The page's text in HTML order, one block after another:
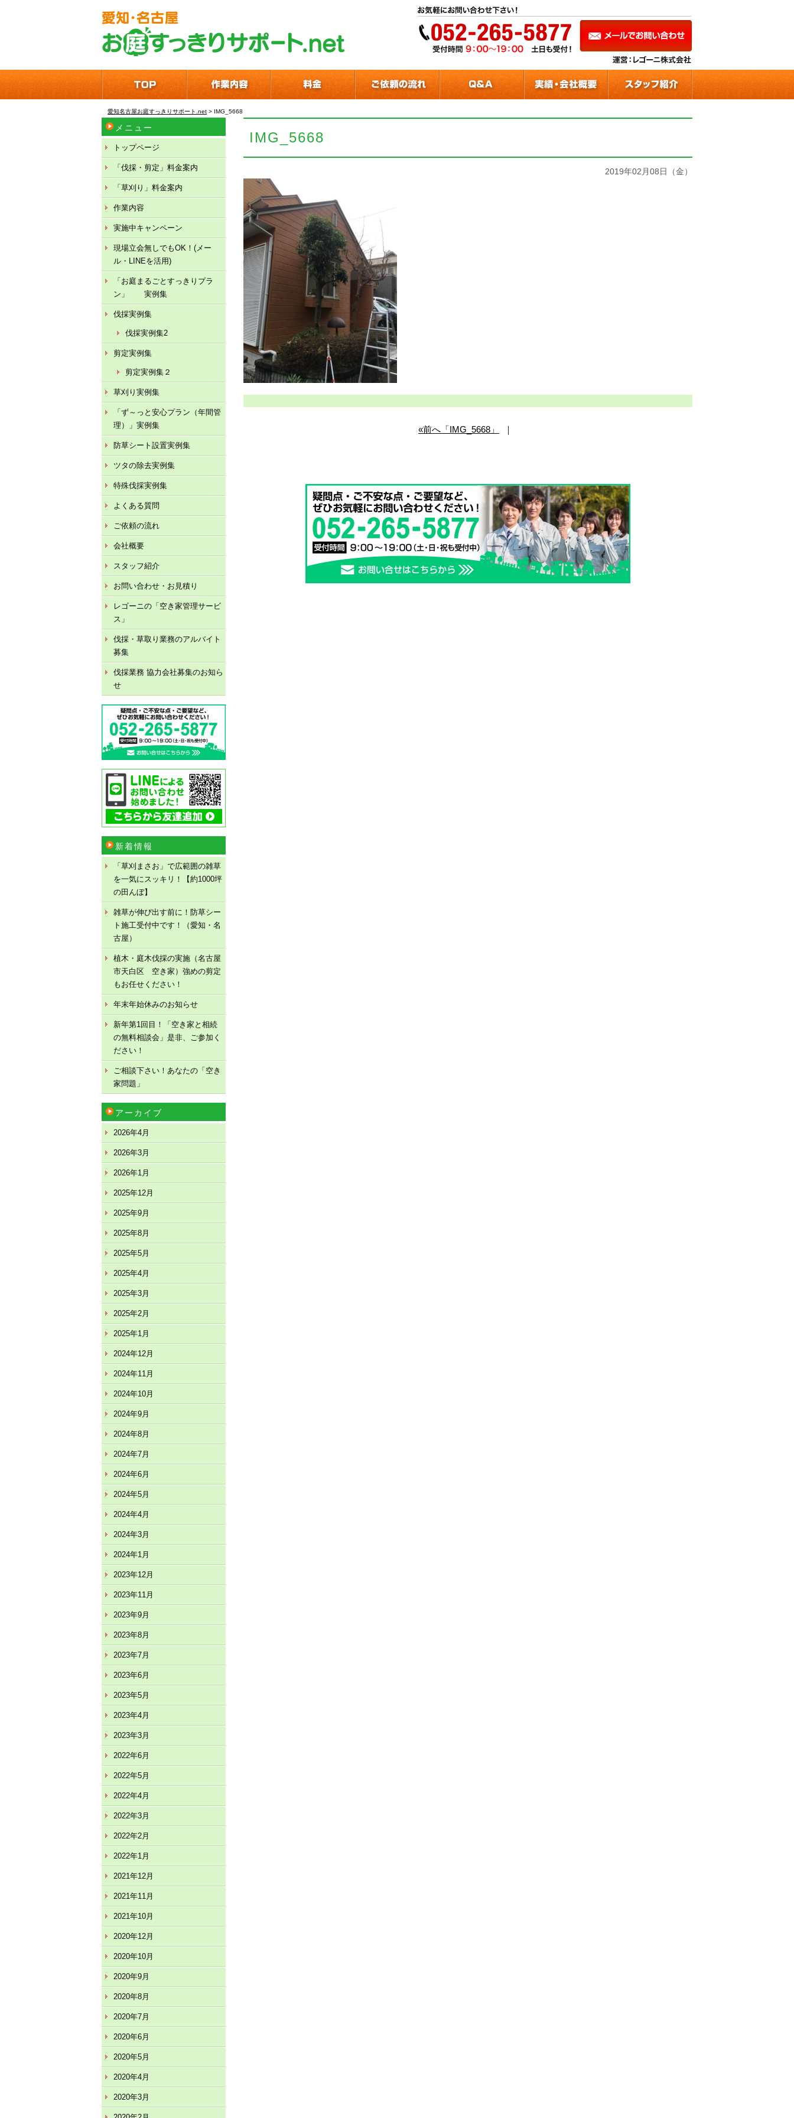
愛知名古屋お庭すっきりサポート.net > IMG_5668
IMG_5668
2019年02月08日（金）
«前へ「IMG_5668」 ｜
メニュー
トップページ
「伐採・剪定」料金案内
「草刈り」料金案内
作業内容
実施中キャンペーン
現場立会無しでもOK！(メー
ル・LINEを活用)
「お庭まるごとすっきりプラ
ン」 実例集
伐採実例集
伐採実例集2
剪定実例集
剪定実例集２
草刈り実例集
「ず～っと安心プラン（年間管
理）」実例集
防草シート設置実例集
ツタの除去実例集
特殊伐採実例集
よくある質問
ご依頼の流れ
会社概要
スタッフ紹介
お問い合わせ・お見積り
レゴーニの「空き家管理サービ
ス」
伐採・草取り業務のアルバイト
募集
伐採業務 協力会社募集のお知ら
せ
新着情報
「草刈まさお」で広範囲の雑草
を一気にスッキリ！【約1000坪
の田んぼ】
雑草が伸び出す前に！防草シー
ト施工受付中です！（愛知・名
古屋）
植木・庭木伐採の実施（名古屋
市天白区 空き家）強めの剪定
もお任せください！
年末年始休みのお知らせ
新年第1回目！「空き家と相続
の無料相談会」是非、ご参加く
ださい！
ご相談下さい！あなたの「空き
家問題」
アーカイブ
2026年4月
2026年3月
2026年1月
2025年12月
2025年9月
2025年8月
2025年5月
2025年4月
2025年3月
2025年2月
2025年1月
2024年12月
2024年11月
2024年10月
2024年9月
2024年8月
2024年7月
2024年6月
2024年5月
2024年4月
2024年3月
2024年1月
2023年12月
2023年11月
2023年9月
2023年8月
2023年7月
2023年6月
2023年5月
2023年4月
2023年3月
2022年6月
2022年5月
2022年4月
2022年3月
2022年2月
2022年1月
2021年12月
2021年11月
2021年10月
2020年12月
2020年10月
2020年9月
2020年8月
2020年7月
2020年6月
2020年5月
2020年4月
2020年3月